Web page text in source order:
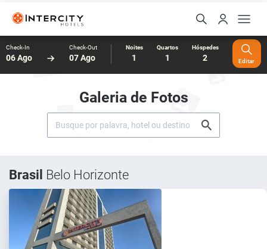
Check-In
06 Ago
Check-Out
07 Ago
Noites
1
Quartos
1
Hóspedes
2 Editar
Galeria de Fotos
Brasil Belo Horizonte